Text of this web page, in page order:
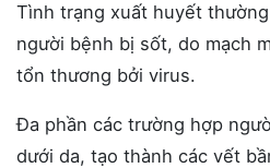
Tình trạng xuất huyết
người bệnh bị sốt, do mạch
tổn thương bởi virus.
Đa phần các trường hợp
dưới da, tạo thành các vết